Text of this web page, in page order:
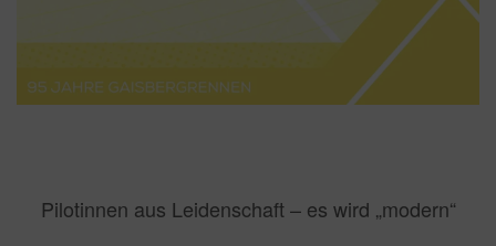
Pilotinnen aus Leidenschaft – es wird „modern“